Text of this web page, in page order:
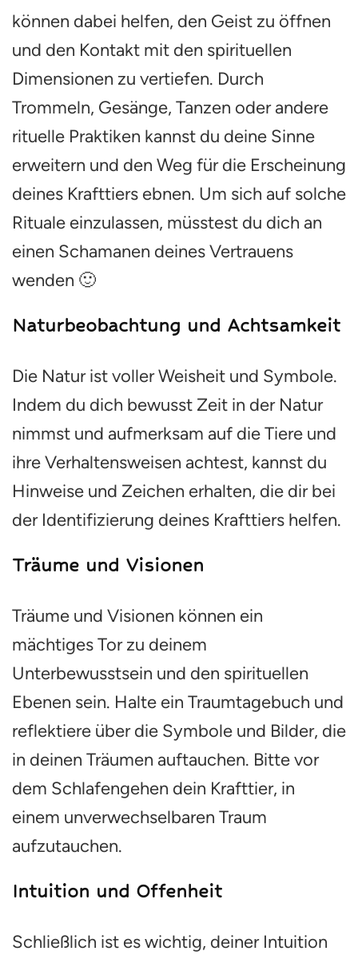
können dabei helfen, den Geist zu öffnen
und den Kontakt mit den spirituellen
Dimensionen zu vertiefen. Durch
Trommeln, Gesänge, Tanzen oder andere
rituelle Praktiken kannst du deine Sinne
erweitern und den Weg für die Erscheinung
deines Krafttiers ebnen. Um sich auf solche
Rituale einzulassen, müsstest du dich an
einen Schamanen deines Vertrauens
wenden 🙂
Naturbeobachtung und Achtsamkeit
Die Natur ist voller Weisheit und Symbole.
Indem du dich bewusst Zeit in der Natur
nimmst und aufmerksam auf die Tiere und
ihre Verhaltensweisen achtest, kannst du
Hinweise und Zeichen erhalten, die dir bei
der Identifizierung deines Krafttiers helfen.
Träume und Visionen
Träume und Visionen können ein
mächtiges Tor zu deinem
Unterbewusstsein und den spirituellen
Ebenen sein. Halte ein Traumtagebuch und
reflektiere über die Symbole und Bilder, die
in deinen Träumen auftauchen. Bitte vor
dem Schlafengehen dein Krafttier, in
einem unverwechselbaren Traum
aufzutauchen.
Intuition und Offenheit
Schließlich ist es wichtig, deiner Intuition